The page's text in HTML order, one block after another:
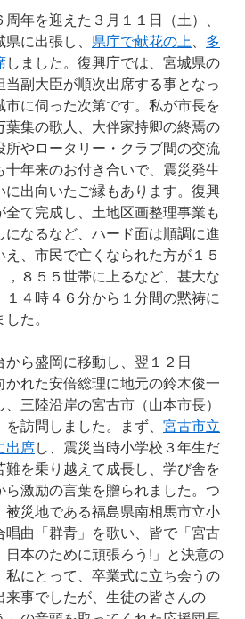
年を迎えた３月１１日（土）、
に出張し、 県庁で献花の上
多
しました。復興庁では、宮城県の
副大臣が順次出席する事となっ
市に伺った次第です。私が市長を
葉集の歌人、大伴家持卿の終焉の
所やロータリー・クラブ間の交流
十年来のお付き合いで、震災発生
に出向いたご縁もあります。復興
て完成し、土地区画整理事業も
になるなど、ハード面は順調に進
、市民で亡くなられた方が１５
，８５５世帯に上るなど、甚大な
４時４６分から１分間の黙祷に
た。
ら盛岡に移動し、翌１２日
かれた安倍総理に地元の鈴木俊一
三陸沿岸の宮古市（山本市長）
訪問しました。まず、 宮古市立
出席し、震災当時小学校３年生だ
難を乗り越えて成長し、学び舎を
ら激励の言葉を贈られました。つ
被災地である福島県南相馬市立小
唱曲「群青」を歌い、皆で「宮古
日本のために頑張ろう!」と決意の
私にとって、卒業式に立ち会うの
来事でしたが、生徒の皆さんの